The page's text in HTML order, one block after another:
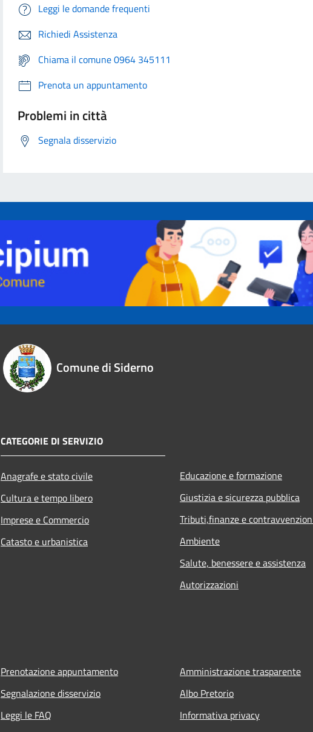
Leggi le domande frequenti
Richiedi Assistenza
Chiama il comune 0964 345111
Prenota un appuntamento
Problemi in città
Segnala disservizio
Comune di Siderno
CATEGORIE DI SERVIZIO
Anagrafe e stato civile
Cultura e tempo libero
Imprese e Commercio
Catasto e urbanistica
Educazione e formazione
Giustizia e sicurezza pubblica
Tributi,finanze e
Ambiente
Salute, benessere e assistenza
Autorizzazioni
Prenotazione appuntamento
Segnalazione disservizio
Leggi le FAQ
Amministrazione trasparente
Albo Pretorio
Informativa privacy